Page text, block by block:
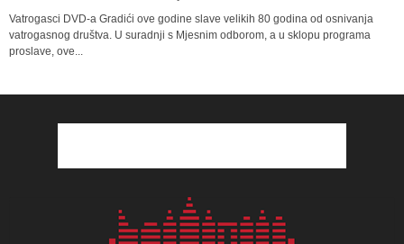
Vatrogasci DVD-a Gradići ove godine slave velikih 80 godina od osnivanja
vatrogasnog društva. U suradnji s Mjesnim odborom, a u sklopu programa
proslave, ove...